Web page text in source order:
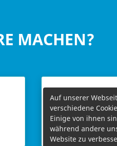
MACHEN?
Chefarzt
Auf unserer
verschiedene
Einige von ihnen
während andere
Website zu